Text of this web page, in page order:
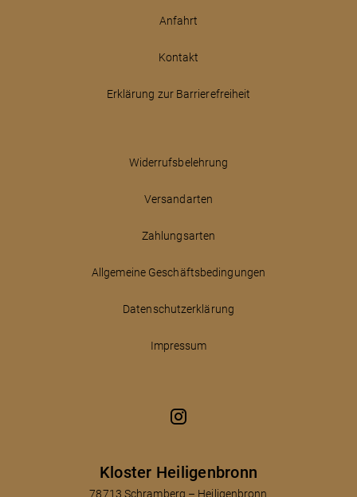
Anfahrt
Kontakt
Erklärung zur Barrierefreiheit
Kloster Heiligenbronn
78713 Schramberg – Heiligenbronn
Widerrufsbelehrung
Versandarten
Zahlungsarten
Allgemeine Geschäftsbedingungen
Datenschutzerklärung
Impressum